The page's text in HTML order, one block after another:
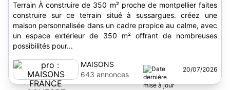
Terrain À construire de 350 m² proche de montpellier faites
construire sur ce terrain situé à sussargues. créez une
maison personnalisée dans un cadre propice au calme, avec
un espace extérieur de 350 m² offrant de nombreuses
possibilités pour...
MAISONS
FRANCE
CONFORT
643 annonces
20/07/2026